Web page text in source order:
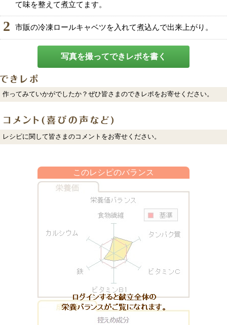
て味を整えて煮立てます。
2 市販の冷凍ロールキャベツを入れて煮込んで出来上がり。
写真を撮ってできレポを書く
作ってみていかがでしたか？ぜひ皆さまのできレポをお寄せください。
レシピに関して皆さまのコメントをお寄せください。
このレシピのバランス